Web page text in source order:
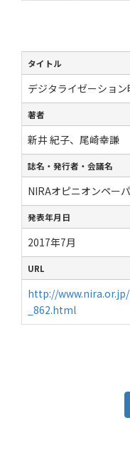
タイトル
デジタライゼーショ
著者
新井 紀子、尾崎幸謙
誌名・発行者・会議名
NIRAオピニオンペー
発表年月日
2017年7月
URL
http://
_862.html